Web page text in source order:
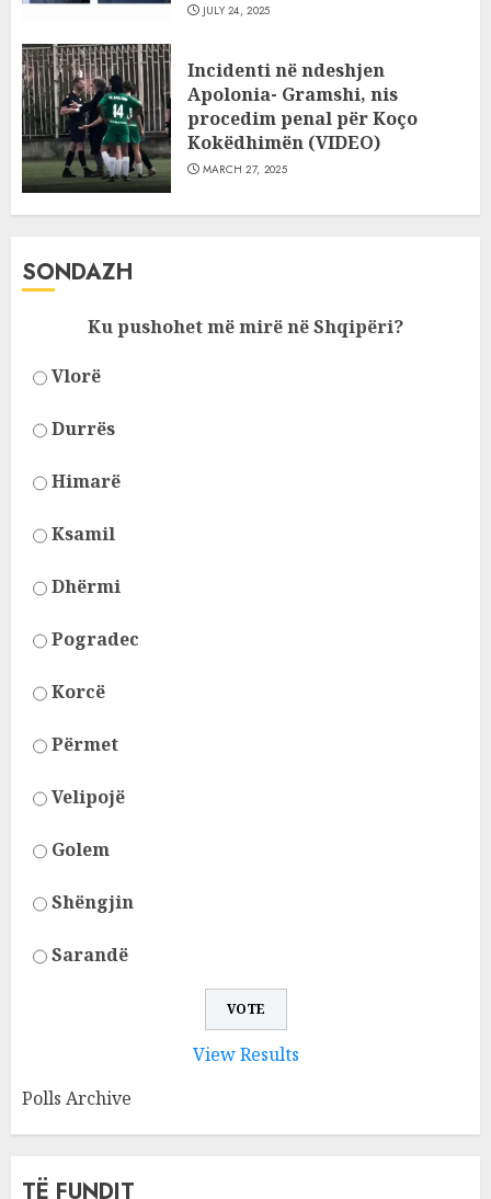
JULY 24, 2025
Incidenti në ndeshjen
Apolonia- Gramshi, nis
procedim penal për Koço
Kokëdhimën (VIDEO)
MARCH 27, 2025
SONDAZH
Ku pushohet më mirë në Shqipëri?
Vlorë
Durrës
Himarë
Ksamil
Dhërmi
Pogradec
Korcë
Përmet
Velipojë
Golem
Shëngjin
Sarandë
View Results
Polls Archive
TË FUNDIT